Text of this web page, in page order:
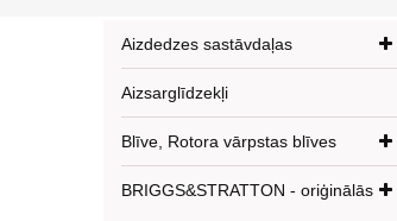
Aizdedzes sastāvdaļas
Aizsarglīdzekļi
Blīve, Rotora vārpstas blīves
BRIGGS&STRATTON - oriģinālās